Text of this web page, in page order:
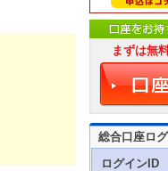
まずは無
総合口座ロ
ログインID